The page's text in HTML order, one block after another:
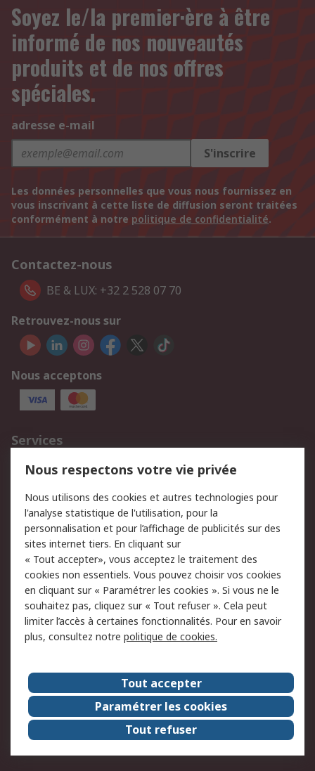
Soyez le/la premier·ère à être
informé de nos nouveautés
produits et de nos offres
spéciales.
adresse e-mail
S'inscrire
Les données personnelles que vous nous fournissez en
vous inscrivant à cette liste de diffusion seront traitées
conformément à notre politique de confidentialité.
Contactez-nous
BE & LUX: +32 2 528 07 70
Retrouvez-nous sur
Nous acceptons
Services
750.000 produits
2.500 marques
Retours
Support technique
Track & trace
Legal
Politique de cookies
Sécurité des e-mails
Politique de protection
des données - Mise à
jour
Conditions générales
de vente
A propos de RS
Le groupe RS Group
A propos de RS
RS dans le monde
Travaillez chez RS
ESG
Nous respectons votre vie privée
Nous utilisons des cookies et autres technologies pour
l'analyse statistique de l'utilisation, pour la
personnalisation et pour l’affichage de publicités sur des
sites internet tiers. En cliquant sur
« Tout accepter», vous acceptez le traitement des
cookies non essentiels. Vous pouvez choisir vos cookies
en cliquant sur « Paramétrer les cookies ». Si vous ne le
souhaitez pas, cliquez sur « Tout refuser ». Cela peut
limiter l’accès à certaines fonctionnalités. Pour en savoir
plus, consultez notre politique de cookies.
Tout accepter
Paramétrer les cookies
Tout refuser